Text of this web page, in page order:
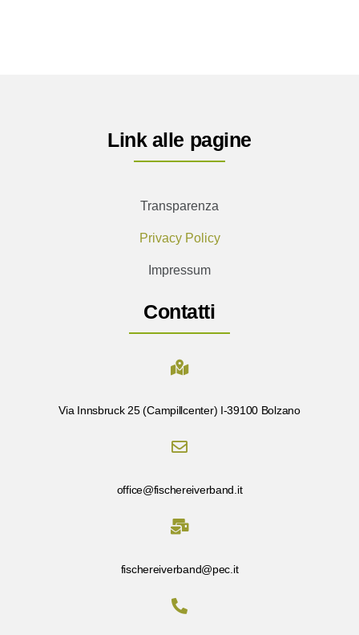
Link alle pagine
Transparenza
Privacy Policy
Impressum
Contatti
Via Innsbruck 25 (Campillcenter) I-39100 Bolzano
office@fischereiverband.it
fischereiverband@pec.it